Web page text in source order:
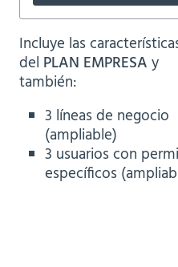
Incluye las
del PLAN EMPRESA y
también:
3 líneas de negocio
(ampliable)
3 usuarios con
específicos